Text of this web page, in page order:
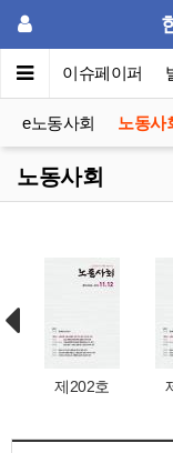
포럼 이슈페이퍼
e노동사회 노동사
노동사회
제202호